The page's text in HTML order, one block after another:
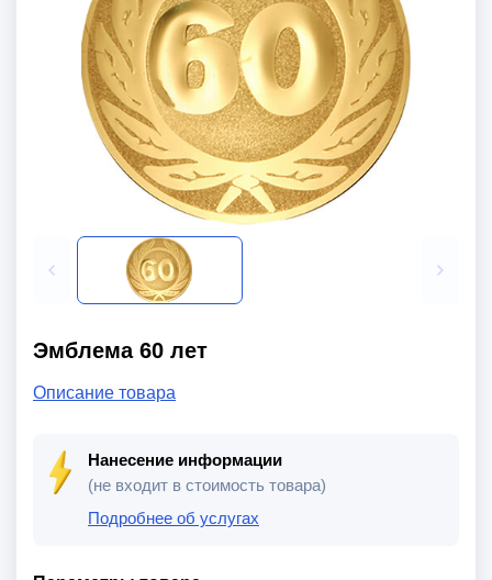
Эмблема 60 лет
Описание товара
Нанесение информации
(не входит в стоимость товара)
Подробнее об услугах